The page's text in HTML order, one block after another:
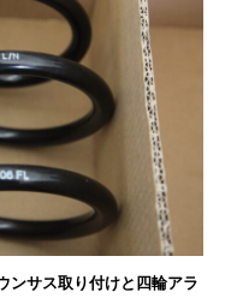
ンサス取り付けと四輪アラ